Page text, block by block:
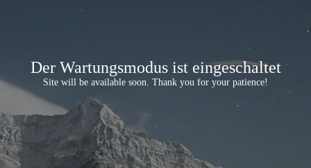
Der Wartungsmodus ist eingeschaltet
Site will be available soon. Thank you for your patience!